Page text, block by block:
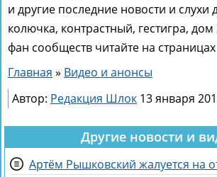
и другие последние новости и слухи
колючка, контрастный, гестигра,
фан сообществ читайте на
Главная » Видео и анонсы
Автор: Редакция Шлок 13 января
Другие новости и